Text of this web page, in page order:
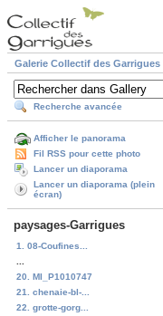
Galerie Collectif des Garrigues
Recherche avancée
Afficher le panorama
Fil RSS pour cette photo
Lancer un diaporama
Lancer un diaporama (plein
écran)
paysages-Garrigues
1. 08-Coufines...
20. MI_P1010747
21. chenaie-bl-...
22. grotte-gorg...